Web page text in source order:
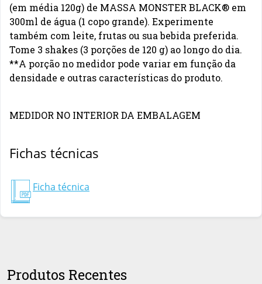
(em média 120g) de MASSA MONSTER BLACK® em
300ml de água (1 copo grande). Experimente
também com leite, frutas ou sua bebida preferida.
Tome 3 shakes (3 porções de 120 g) ao longo do dia.
**A porção no medidor pode variar em função da
densidade e outras características do produto.
MEDIDOR NO INTERIOR DA EMBALAGEM
Fichas técnicas
Ficha técnica
Produtos Recentes